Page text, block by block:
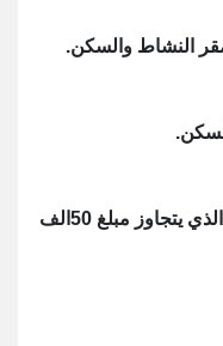
النشاط والسكن.
- آخر قائمة مالية حديثة للتمويل الذي يتجاوز مبلغ 50الف